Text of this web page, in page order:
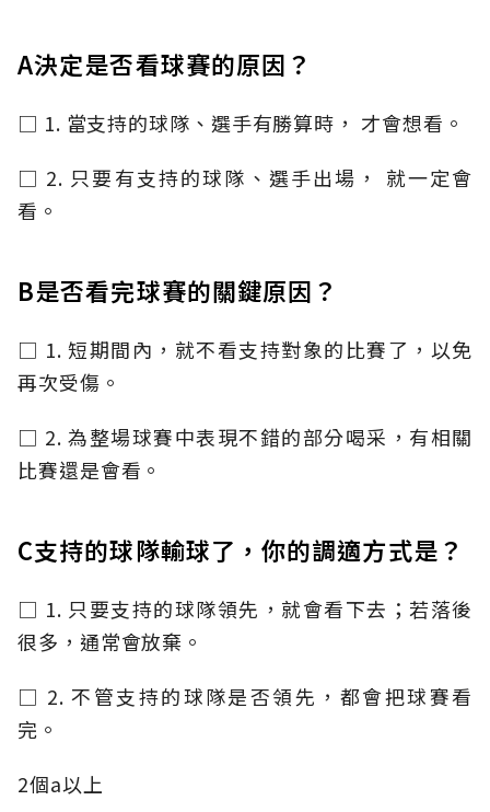
A決定是否看球賽的原因？
□ 1. 當支持的球隊、選手有勝算時， 才會想看。
□ 2. 只要有支持的球隊、選手出場， 就一定會
看。
B是否看完球賽的關鍵原因？
□ 1. 短期間內，就不看支持對象的比賽了，以免
再次受傷。
□ 2. 為整場球賽中表現不錯的部分喝采，有相關
比賽還是會看。
C支持的球隊輸球了，你的調適方式是？
□ 1. 只要支持的球隊領先，就會看下去；若落後
很多，通常會放棄。
□ 2. 不管支持的球隊是否領先，都會把球賽看
完。
2個a以上